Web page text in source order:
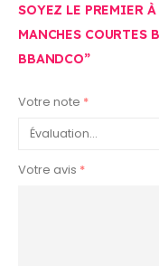
SOYEZ LE PREMIER
MANCHES COURTES
BBANDCO”
Votre note *
Votre avis *